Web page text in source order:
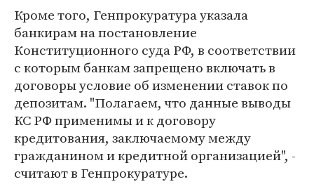
Кроме того, Генпрокуратура указала
банкирам на постановление
Конституционного суда РФ, в соответствии
с которым банкам запрещено включать в
договоры условие об изменении ставок по
депозитам. "Полагаем, что данные выводы
КС РФ применимы и к договору
кредитования, заключаемому между
гражданином и кредитной организацией", -
считают в Генпрокуратуре.